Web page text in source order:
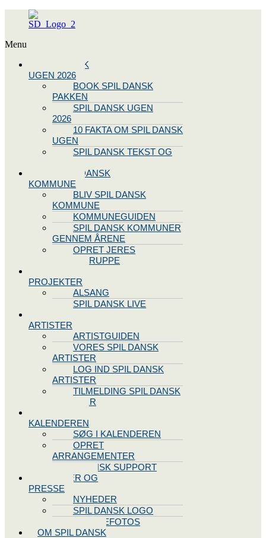
Menu
SPIL DANSK
UGEN 2026
BOOK SPIL DANSK
PAKKEN
SPIL DANSK UGEN
2026
10 FAKTA OM SPIL DANSK
UGEN
SPIL DANSK TEKST OG
BLIV SPIL DANSK
KOMMUNE
BLIV SPIL DANSK
KOMMUNE
KOMMUNEGUIDEN
SPIL DANSK KOMMUNER
GENNEM ÅRENE
OPRET JERES
STYREGRUPPE
PROJEKTER
ALSANG
SPIL DANSK LIVE
ARTISTER
ARTISTGUIDEN
VORES SPIL DANSK
ARTISTER
LOG IND SPIL DANSK
ARTISTER
TILMELDING SPIL DANSK
ARTISTER
KALENDEREN
SØG I KALENDEREN
OPRET
ARRANGEMENTER
TEKNISK SUPPORT
NYHEDER OG
PRESSE
NYHEDER
SPIL DANSK LOGO
PRESSEFOTOS
OM SPIL DANSK